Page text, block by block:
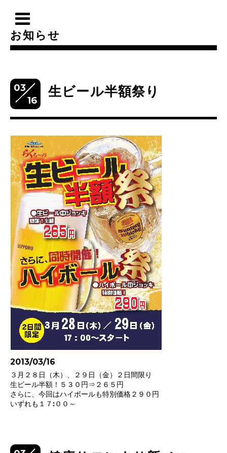
お知らせ
03
16
生ビール半額祭り
2013/03/16
３月２８日（木）、２９日（金）２日間限り
生ビール半額！５３０円⇒２６５円
さらに、今回はハイボールも特別価格２９０円
いずれも１７:００～